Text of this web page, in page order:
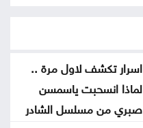
اسرار تكشف لاول مرة ..
لماذا انسحبت ياسمسن
صبري من مسلسل الشادر